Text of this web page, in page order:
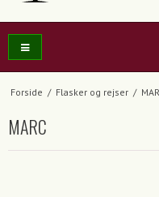
Forside / Flasker og rejser /
MARC